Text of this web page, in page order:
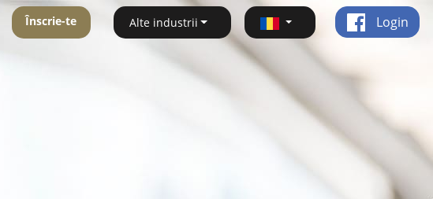
Înscrie-te Alte industrii Login